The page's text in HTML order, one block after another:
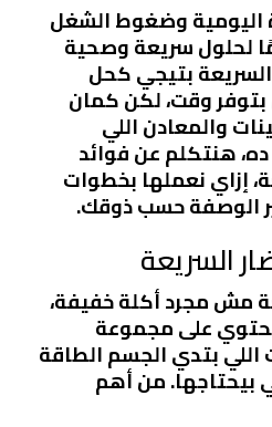
اليومية وضغوط الشغل
لحلول سريعة وصحية
بتيجي كحل
وقت، لكن كمان
والمعادن اللي
هنتكلم عن فوائد
إزاي نعملها بخطوات
الوصفة حسب ذوقك.
السريعة
مش مجرد أكلة خفيفة،
على مجموعة
بتدي الجسم الطاقة
بيحتاجها. من أهم